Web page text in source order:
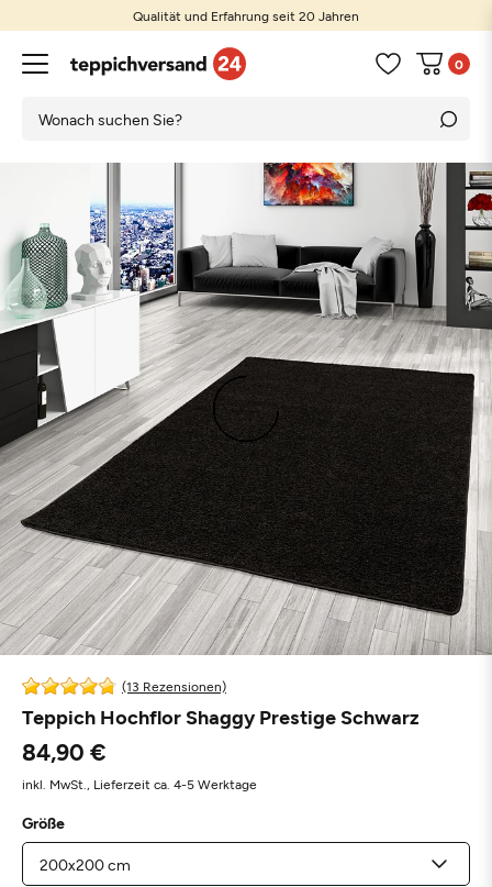
Qualität und Erfahrung seit 20 Jahren
0
(13 Rezensionen)
Teppich Hochflor Shaggy Prestige Schwarz
84,90 €
inkl. MwSt., Lieferzeit ca. 4-5 Werktage
Größe